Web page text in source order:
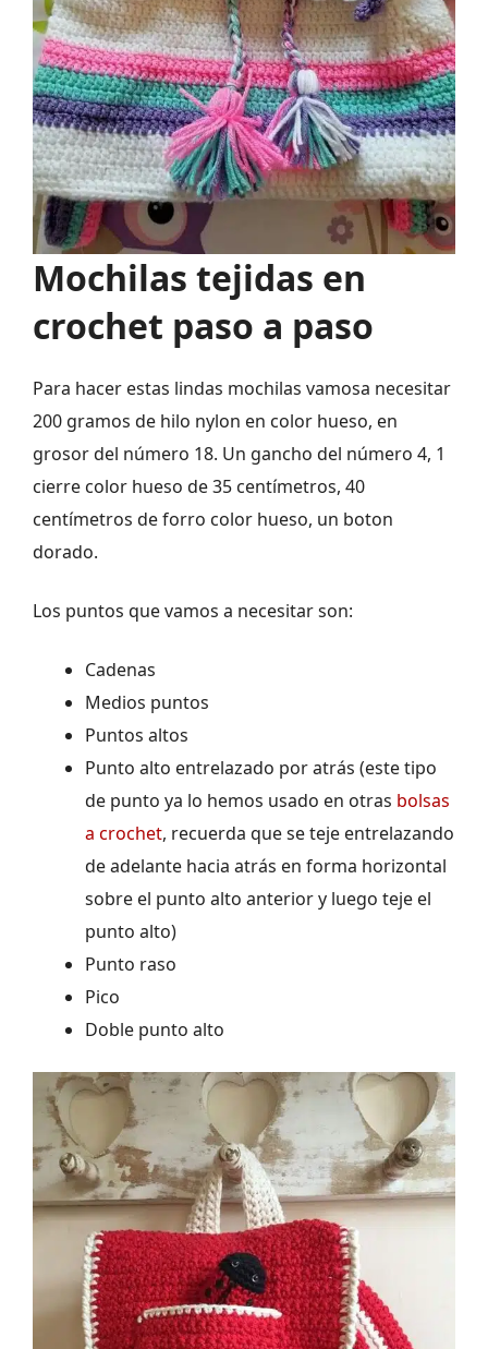
Mochilas tejidas en
crochet paso a paso
Para hacer estas lindas mochilas vamosa necesitar
200 gramos de hilo nylon en color hueso, en
grosor del número 18. Un gancho del número 4, 1
cierre color hueso de 35 centímetros, 40
centímetros de forro color hueso, un boton
dorado.
Los puntos que vamos a necesitar son:
Cadenas
Medios puntos
Puntos altos
Punto alto entrelazado por atrás (este tipo
de punto ya lo hemos usado en otras bolsas
a crochet, recuerda que se teje entrelazando
de adelante hacia atrás en forma horizontal
sobre el punto alto anterior y luego teje el
punto alto)
Punto raso
Pico
Doble punto alto